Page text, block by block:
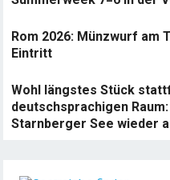
Rom 2026: Münzwurf
Eintritt
Wohl längstes Stück
deutschsprachigen
Starnberger See wieder